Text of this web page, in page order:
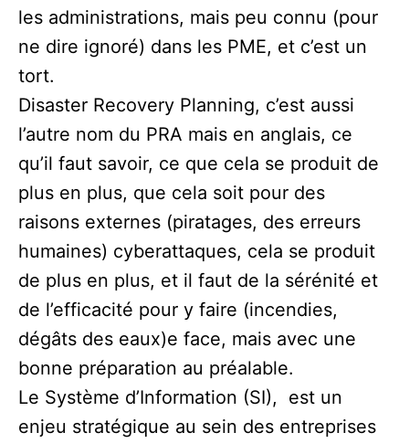
les administrations, mais peu connu (pour
ne dire ignoré) dans les PME, et c’est un
tort.
Disaster Recovery Planning, c’est aussi
l’autre nom du PRA mais en anglais, ce
qu’il faut savoir, ce que cela se produit de
plus en plus, que cela soit pour des
raisons externes (piratages, des erreurs
humaines) cyberattaques, cela se produit
de plus en plus, et il faut de la sérénité et
de l’efficacité pour y faire (incendies,
dégâts des eaux)e face, mais avec une
bonne préparation au préalable.
Le Système d’Information (SI), est un
enjeu stratégique au sein des entreprises